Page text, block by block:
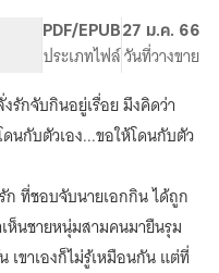
PDF/EPUB
ประเภทไฟล์
27 ม.ค. 66
วันที่วางขาย
รักจับกินอยู่เรื่อย มึงคิดว่า
นกับตัวเอง...ขอให้โดนกับตัว
ก ที่ชอบจับนายเอกกิน ได้ถูก
ห็นชายหนุ่มสามคนมายืนรุม
เขาเองก็ไม่รู้เหมือนกัน แต่ที่